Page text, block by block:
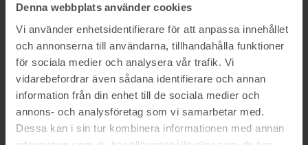
Denna webbplats använder cookies
Vi använder enhetsidentifierare för att anpassa innehållet
och annonserna till användarna, tillhandahålla funktioner
för sociala medier och analysera vår trafik. Vi
vidarebefordrar även sådana identifierare och annan
information från din enhet till de sociala medier och
annons- och analysföretag som vi samarbetar med.
Dessa kan i sin tur kombinera informationen med annan
Information
På uppdrag av Konkursförvaltare Oscar
Sundholm, Advokatfirman Thoms &
Partners, säljs kontorsinredning från
Frågor